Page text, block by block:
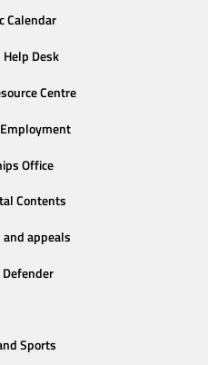
Calendar
Desk
Centre
Office
Contents
appeals
Sports